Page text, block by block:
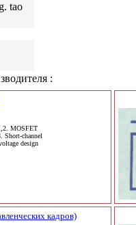
tao
:
MOSFET
Short-channel
design
кадров)